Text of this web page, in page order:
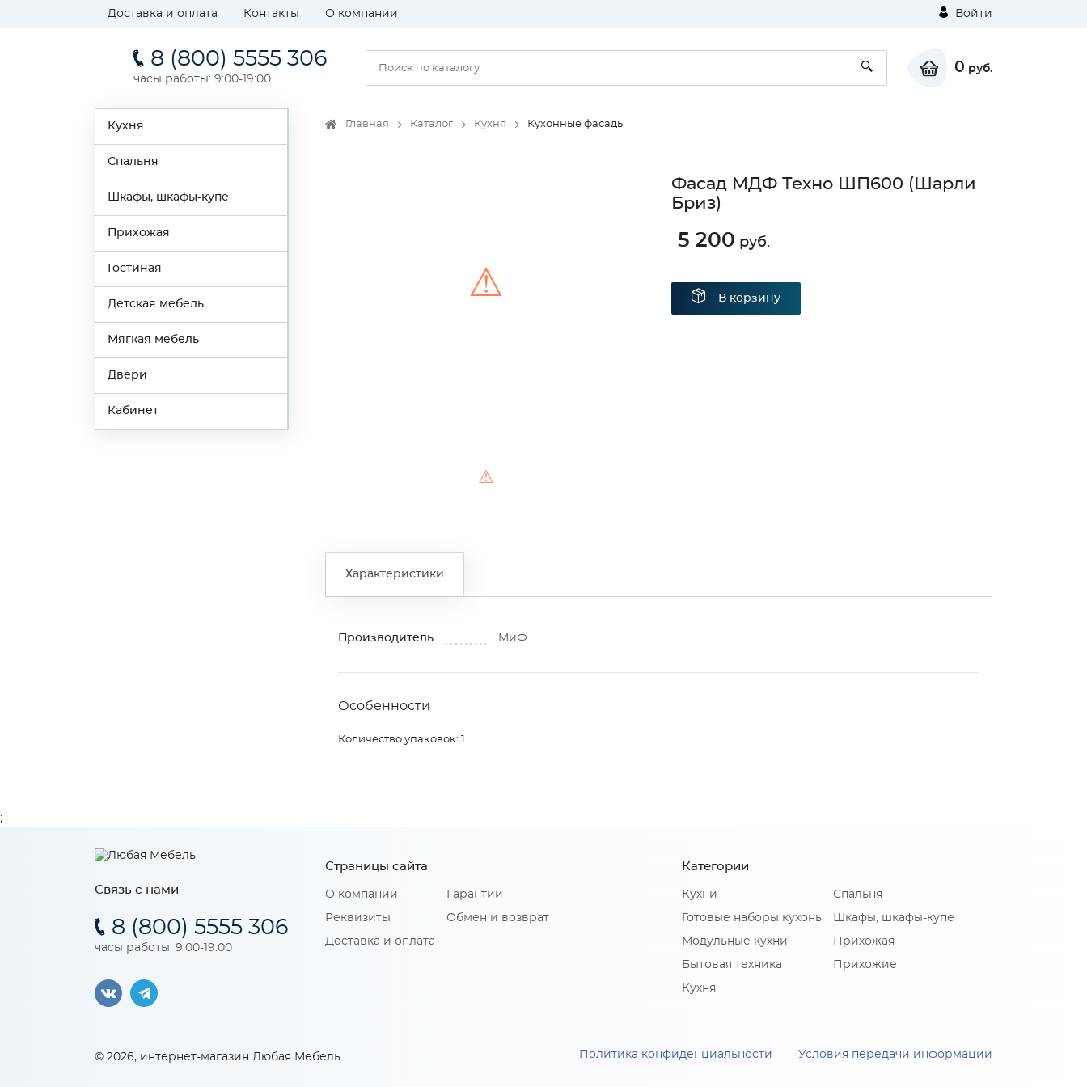
Доставка и оплата Контакты О компании Войти
8 (800) 5555 306
часы работы: 9:00-19:00
0 руб.
Кухня
Спальня
Шкафы, шкафы-купе
Прихожая
Гостиная
Детская мебель
Мягкая мебель
Двери
Кабинет
Главная Каталог Кухня Кухонные фасады
⚠
⚠
Фасад МДФ Техно ШП600 (Шарли
Бриз)
5 200 руб.
В корзину
Характеристики
Производитель МиФ
Особенности
Количество упаковок: 1
Связь с нами
8 (800) 5555 306
часы работы: 9:00-19:00
Страницы сайта
О компании
Реквизиты
Доставка и оплата
Гарантии
Обмен и возврат
Категории
Кухни
Готовые наборы кухонь
Модульные кухни
Бытовая техника
Кухня
Спальня
Шкафы, шкафы-купе
Прихожая
Прихожие
© 2026, интернет-магазин Любая Мебель Политика конфиденциальности Условия передачи информации
;